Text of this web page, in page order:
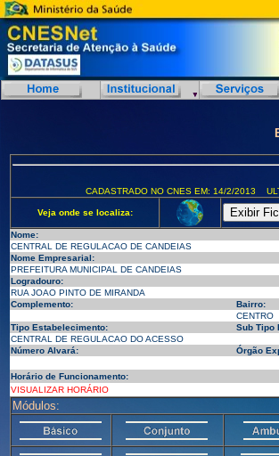
CADASTRADO NO CNES EM: 14/2/2013
Veja onde se localiza:
Nome:
CENTRAL DE REGULACAO DE CANDEIAS
Nome Empresarial:
PREFEITURA MUNICIPAL DE CANDEIAS
Logradouro:
RUA JOAO PINTO DE MIRANDA
Complemento:
Bairro:
CENTRO
Tipo Estabelecimento:
Sub Tipo
CENTRAL DE REGULACAO DO ACESSO
Número Alvará:
Órgão
Horário de Funcionamento:
VISUALIZAR HORÁRIO
Módulos: